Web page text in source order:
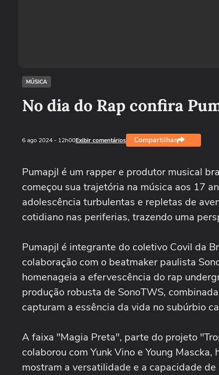
MÚSICA
No dia do Rap confira
6 ago 2024- 12h00Exibir comentários Compartilhar
Pumapjl é um rapper e produtor musical
começou sua trajetória na música aos 17
adolescência turbulentas e repletas de
cotidiano nas periferias, trazendo uma
Pumapjl é integrante do coletivo Covil da
colaboração com o beatmaker paulista
homenageia a efervescência do rap
produção robusta de SonoTWS,
capturam a essência da vida no subúrbio
A faixa "Magia Preta", parte do projeto
colaborou com Yunk Vino e Young
mostram a versatilidade e a capacidade